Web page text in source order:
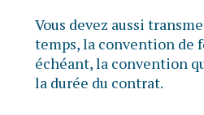
Vous devez aussi
temps, la convention de
échéant, la convention
la durée du contrat.